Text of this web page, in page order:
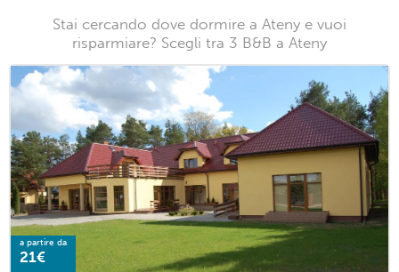
Stai cercando dove dormire a Ateny e vuoi
risparmiare? Scegli tra 3 B&B a Ateny
a partire da
21€